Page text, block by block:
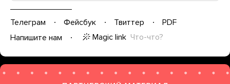
Телеграм Фейсбук Твиттер
PDF
Напишите нам
Magic link Что-что?